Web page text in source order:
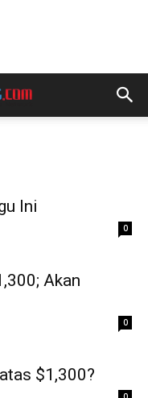
Ini
0
Akan
0
$1,300?